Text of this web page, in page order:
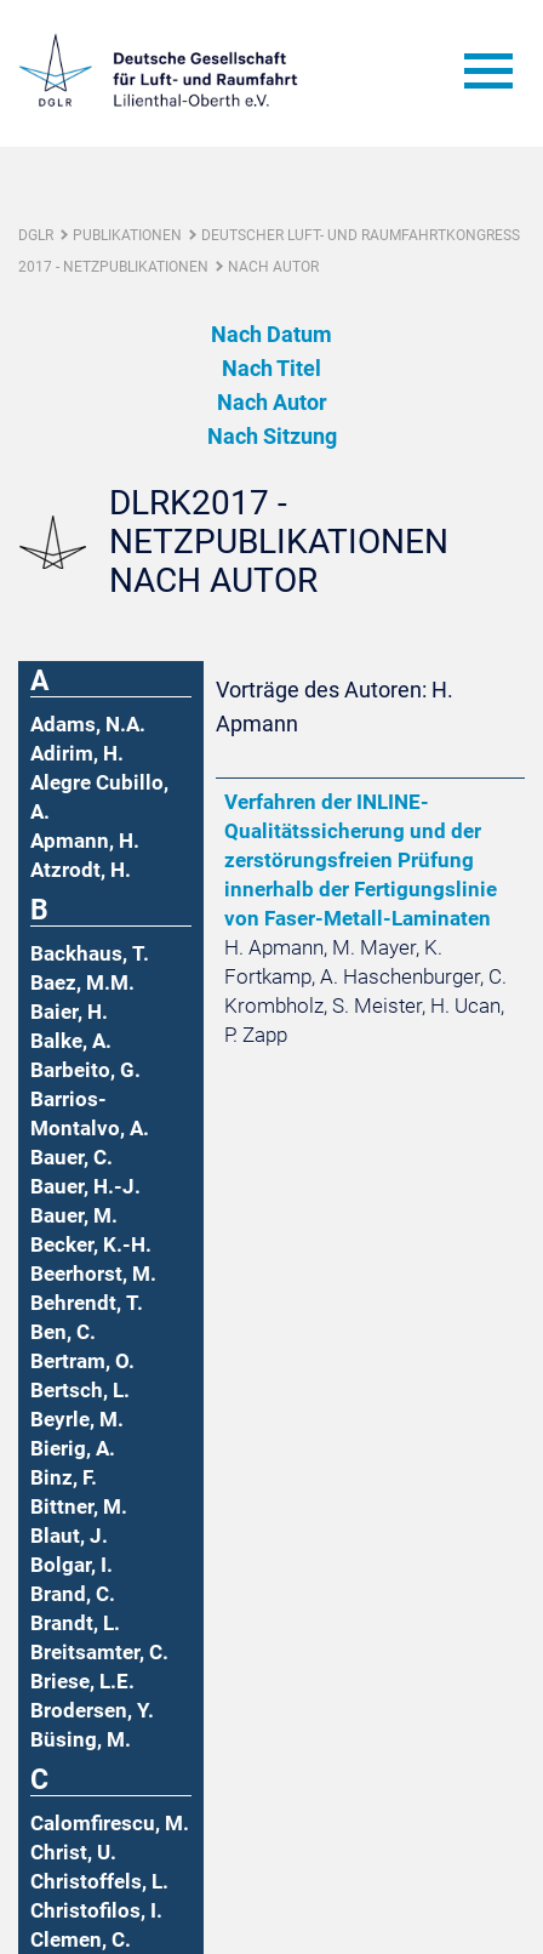
DGLR PUBLIKATIONEN
DEUTSCHER LUFT- UND RAUMFAHRTKONGRESS
2017 - NETZPUBLIKATIONEN
NACH AUTOR
Nach Datum
Nach Titel
Nach Autor
Nach Sitzung
DLRK2017 -
NETZPUBLIKATIONEN
NACH AUTOR
A
Adams, N.A.
Adirim, H.
Alegre Cubillo,
A.
Apmann, H.
Atzrodt, H.
B
Backhaus, T.
Baez, M.M.
Baier, H.
Balke, A.
Barbeito, G.
Barrios-
Montalvo, A.
Bauer, C.
Bauer, H.-J.
Bauer, M.
Becker, K.-H.
Beerhorst, M.
Behrendt, T.
Ben, C.
Bertram, O.
Bertsch, L.
Beyrle, M.
Bierig, A.
Binz, F.
Bittner, M.
Blaut, J.
Bolgar, I.
Brand, C.
Brandt, L.
Breitsamter, C.
Briese, L.E.
Brodersen, Y.
Büsing, M.
C
Calomfirescu, M.
Christ, U.
Christoffels, L.
Christofilos, I.
Clemen, C.
Vorträge des Autoren: H.
Apmann
Verfahren der INLINE-
Qualitätssicherung und der
zerstörungsfreien Prüfung
innerhalb der Fertigungslinie
von Faser-Metall-Laminaten
H. Apmann, M. Mayer, K.
Fortkamp, A. Haschenburger, C.
Krombholz, S. Meister, H. Ucan,
P. Zapp